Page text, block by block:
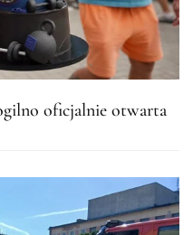
oficjalnie otwarta